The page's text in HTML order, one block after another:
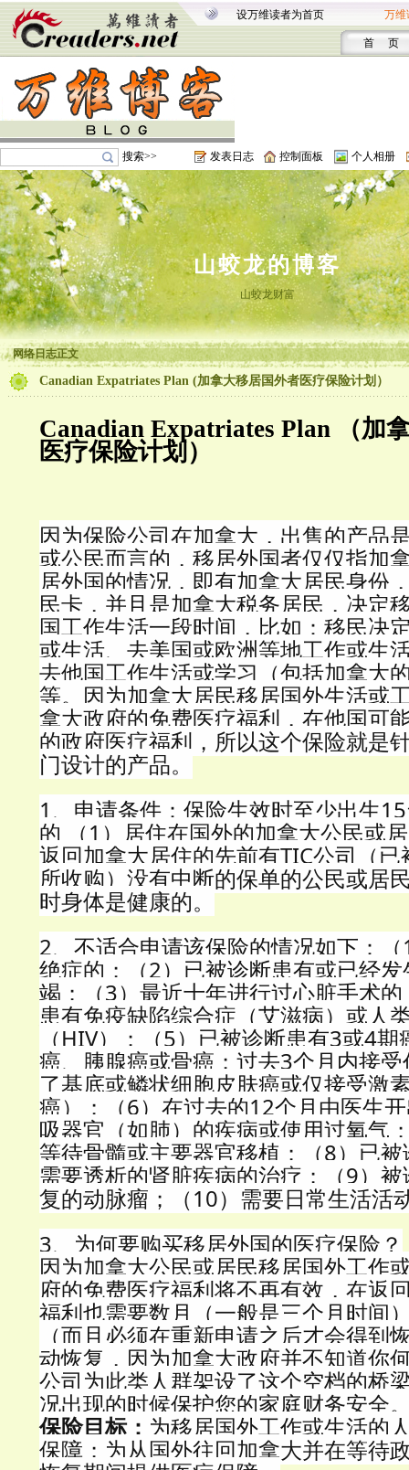
设万维读者为首页 万维
首 页
搜索>> 发表日志 控制面板 个人相册
山蛟龙的博客
山蛟龙财富
网络日志正文
Canadian Expatriates Plan (加拿大移居国外者医疗保险计划）
Canadian Expatriates Plan （加
医疗保险计划）
因为保险公司在加拿大，出售的产品
或公民而言的，移居外国者仅仅指加
居外国的情况，即有加拿大居民身份
民卡，并且是加拿大税务居民，决定
国工作生活一段时间，比如：移民决
或生活、去美国或欧洲等地工作或生
去他国工作生活或学习（包括加拿大
等。因为加拿大居民移居国外生活或
拿大政府的免费医疗福利，在他国可
的政府医疗福利，所以这个保险就是
门设计的产品。
1、申请条件：保险生效时至少出生
的 （1）居住在国外的加拿大公民或
返回加拿大居住的先前有TIC公司（
所收购）没有中断的保单的公民或居
时身体是健康的。
2、不适合申请该保险的情况如下：
绝症的；（2）已被诊断患有或已经
竭；（3）最近十年进行过心脏手术
患有免疫缺陷综合症（艾滋病）或人
（HIV）；（5）已被诊断患有3或4
癌、胰腺癌或骨癌；过去3个月内接
了基底或鳞状细胞皮肤癌或仅接受激
癌）；（6）在过去的12个月由医生
吸器官（如肺）的疾病或使用过氧气
等待骨髓或主要器官移植；（8）已
需要透析的肾脏疾病的治疗；（9）
复的动脉瘤；（10）需要日常生活活
3、为何要购买移居外国的医疗保险？
因为加拿大公民或居民移居国外工作
府的免费医疗福利将不再有效，在返
福利也需要数月（一般是三个月时间
（而且必须在重新申请之后才会得到
动恢复，因为加拿大政府并不知道你
公司为此类人群架设了这个空档的桥
况出现的时候保护您的家庭财务安全
保险目标： 为移居国外工作或生活的
保障；为从国外往回加拿大并在等待